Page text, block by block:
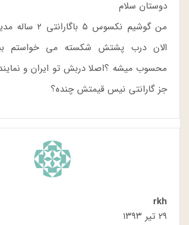
دوستان سلام
من گوشیم نکسوس ۵
الان درب پشتش شکسته می خواستم
محسوب میشه ؟اصلا دربش تو ایران و
جز گارانتی نیس قیمتش چنده؟
rkh
۲۹ تیر ۱۳۹۳